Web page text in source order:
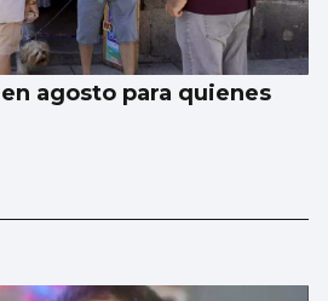
agosto para quienes